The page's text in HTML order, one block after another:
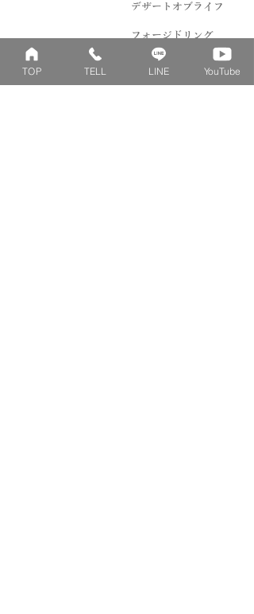
デザートオブライフ
フォージドリング
ファッション＆グッズ
TOP TELL LINE YouTube